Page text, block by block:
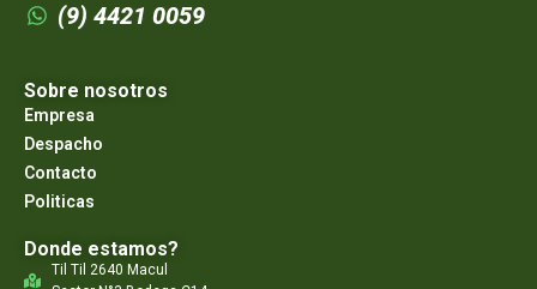
(9) 4421 0059
Sobre nosotros
Empresa
Despacho
Contacto
Politicas
Donde estamos?
Til Til 2640 Macul